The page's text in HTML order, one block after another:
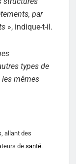
par
», indique-t-il.
types de
mêmes
allant des
de santé.